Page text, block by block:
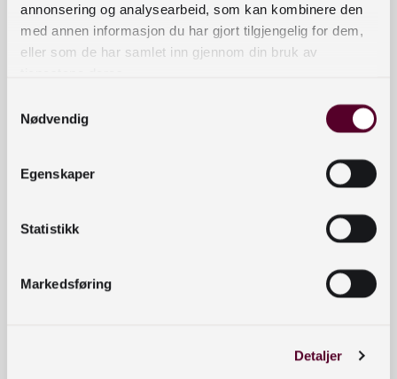
annonsering og analysearbeid, som kan kombinere den
med annen informasjon du har gjort tilgjengelig for dem,
eller som de har samlet inn gjennom din bruk av
Nødvendig
Egenskaper
Statistikk
Markedsføring
Detaljer
Arrangementer
Om kompetansebanken
Tilgjengelighetserklæring
Kontaktinformasjon
bibliotekutvikling@nb.no